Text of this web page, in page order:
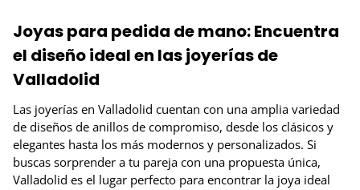
Joyas para pedida de mano: Encuentra
el diseño ideal en las joyerías de
Valladolid
Las joyerías en Valladolid cuentan con una amplia variedad
de diseños de anillos de compromiso, desde los clásicos y
elegantes hasta los más modernos y personalizados. Si
buscas sorprender a tu pareja con una propuesta única,
Valladolid es el lugar perfecto para encontrar la joya ideal